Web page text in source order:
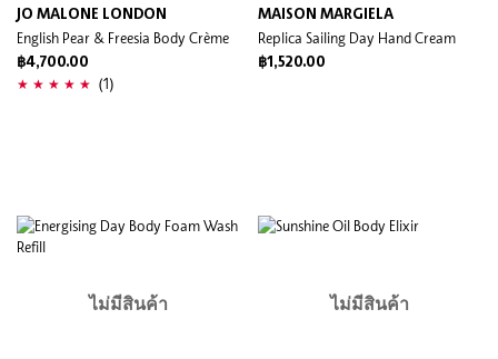
JO MALONE LONDON
English Pear & Freesia Body Crème
฿4,700.00
(1)
MAISON MARGIELA
Replica Sailing Day Hand Cream
฿1,520.00
ไม่มีสินค้า ไม่มีสินค้า